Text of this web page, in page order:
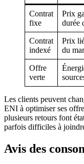
Contrat
fixe
Prix
durée
Contrat
indexé
Prix
du
Offre
verte
Les clients peuvent
ENI à optimiser ses
plusieurs retours font
parfois difficiles à
Avis des